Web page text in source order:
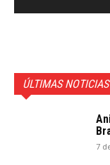
ÚLTIMAS NOTICIAS
7